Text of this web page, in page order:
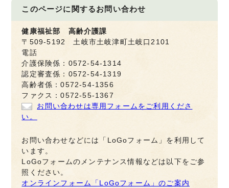
このページに関するお問い合わせ
健康福祉部 高齢介護課
〒509-5192 土岐市土岐津町土岐口2101
電話
介護保険係：0572-54-1314
認定審査係：0572-54-1319
高齢者係：0572-54-1356
ファクス：0572-55-1367
お問い合わせは専用フォームをご利用くださ
い。
お問い合わせなどには「LoGoフォーム」を利用して
います。
LoGoフォームのメンテナンス情報などは以下をご参
照ください。
オンラインフォーム「LoGoフォーム」のご案内